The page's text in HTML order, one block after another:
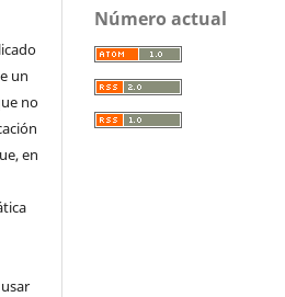
un
no
en
Número actual